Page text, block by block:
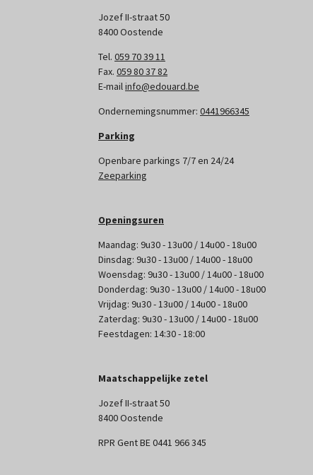
Jozef II-straat 50
8400 Oostende
Tel. 059 70 39 11
Fax. 059 80 37 82
E-mailinfo@edouard.be
Ondernemingsnummer: 0441966345
Parking
Openbare parkings 7/7 en 24/24
Zeeparking
Openingsuren
Maandag: 9u30 - 13u00 / 14u00 - 18u00
Dinsdag: 9u30 - 13u00 / 14u00 - 18u00
Woensdag: 9u30 - 13u00 / 14u00 - 18u00
Donderdag: 9u30 - 13u00 / 14u00 - 18u00
Vrijdag: 9u30 - 13u00 / 14u00 - 18u00
Zaterdag: 9u30 - 13u00 / 14u00 - 18u00
Feestdagen: 14:30 - 18:00
Maatschappelijke zetel
Jozef II-straat 50
8400 Oostende
RPR Gent BE 0441 966 345